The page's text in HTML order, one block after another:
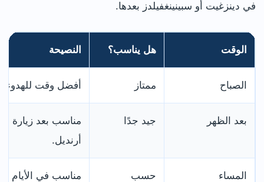
في دينزغيت أو سبينينغفيلدز بعدها.
الوقت هل يناسب؟ النصيحة
الصباح ممتاز أفضل وقت للهدوء
بعد الظهر جيد جدًا
مناسب بعد زيارة
أرنديل.
المساء
حسب
مناسب في الأيام